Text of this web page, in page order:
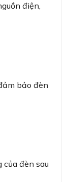
điện,
bảo đèn
đèn sau